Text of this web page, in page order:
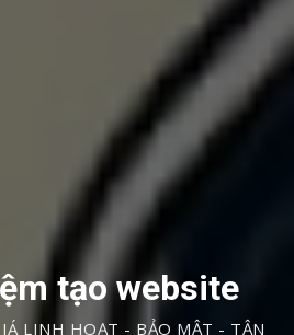
tạo website
LINH HOẠT - BẢO MẬT - TẬN